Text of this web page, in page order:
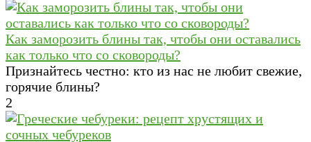
Как заморозить блины так, чтобы они оставались
как только что со сковороды?
Признайтесь честно: кто из нас не любит свежие,
горячие блины?
2